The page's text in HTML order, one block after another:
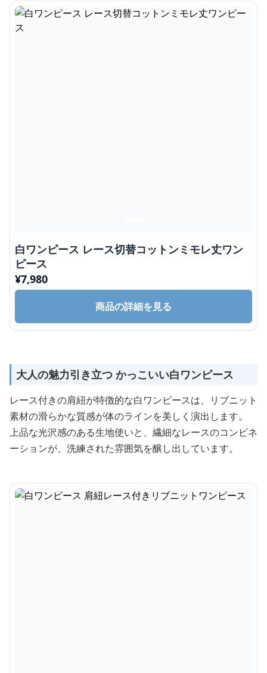
白ワンピース レース切替コットンミモレ丈ワン
ピース
¥7,980
商品の詳細を見る
大人の魅力引き立つ かっこいい白ワンピース
レース付きの肩紐が特徴的な白ワンピースは、リブニット
素材の滑らかな質感が体のラインを美しく演出します。
上品な光沢感のある生地使いと、繊細なレースのコンビネ
ーションが、洗練された雰囲気を醸し出しています。